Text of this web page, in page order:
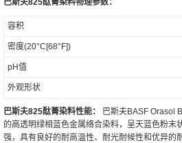
容积
密度(20°C[68°F])
pH值
外观形状
巴斯夫825酞菁染料性能： 巴斯夫BASF Orasol
的高透明绿相蓝色金属络合染料，呈天蓝色粉末
强，具有良好的耐高温性、耐光耐候性和优异的